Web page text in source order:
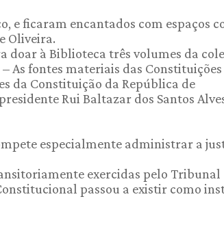
e ficaram encantados com espaços
Oliveira.
doar à Biblioteca três volumes da
As fontes materiais das Constituições
da Constituição da República de
Rui Baltazar dos Santos
especialmente administrar a
exercidas pelo Tribunal
passou a existir como